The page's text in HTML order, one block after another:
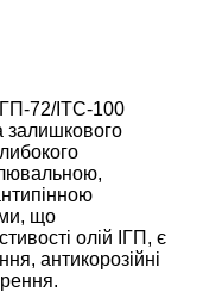
72/ІТС-100
залишкового
що
олій ІГП, є
антикорозійні